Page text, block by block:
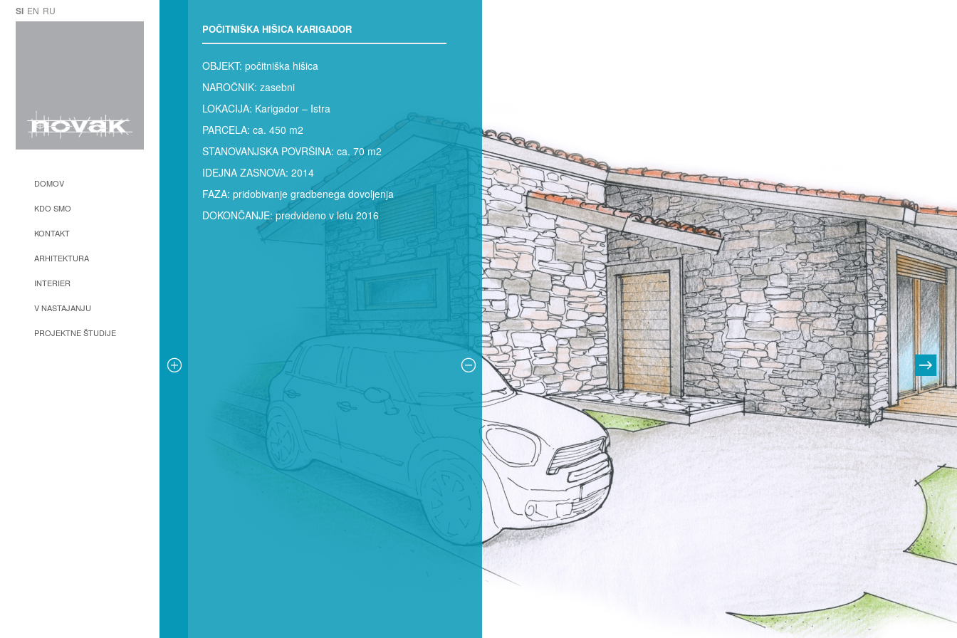
SI EN RU
DOMOV
KDO SMO
KONTAKT
ARHITEKTURA
INTERIER
V NASTAJANJU
PROJEKTNE ŠTUDIJE
POČITNIŠKA HIŠICA KARIGADOR
OBJEKT: počitniška hišica
NAROČNIK: zasebni
LOKACIJA: Karigador – Istra
PARCELA: ca. 450 m2
STANOVANJSKA POVRŠINA: ca. 70 m2
IDEJNA ZASNOVA: 2014
FAZA: pridobivanje gradbenega dovoljenja
DOKONČANJE: predvideno v letu 2016